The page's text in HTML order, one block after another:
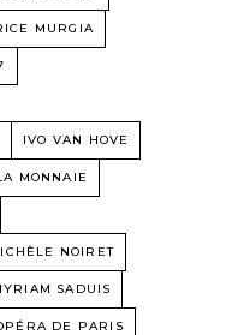
MURGIA
IVO VAN HOVE
MONNAIE
NOIRET
SADUIS
DE PARIS